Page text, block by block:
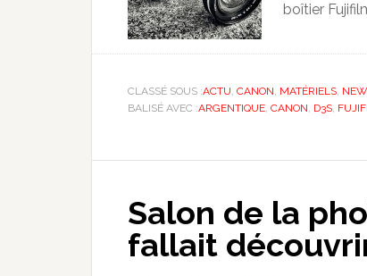
boîtier
CLASSÉ SOUS :ACTU, CANON, MATÉRIELS,
BALISÉ AVEC :ARGENTIQUE, CANON, D3S,
Salon de la
fallait